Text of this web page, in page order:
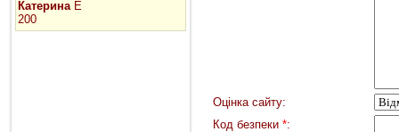
Оцінка сайту:
Код безпеки *: